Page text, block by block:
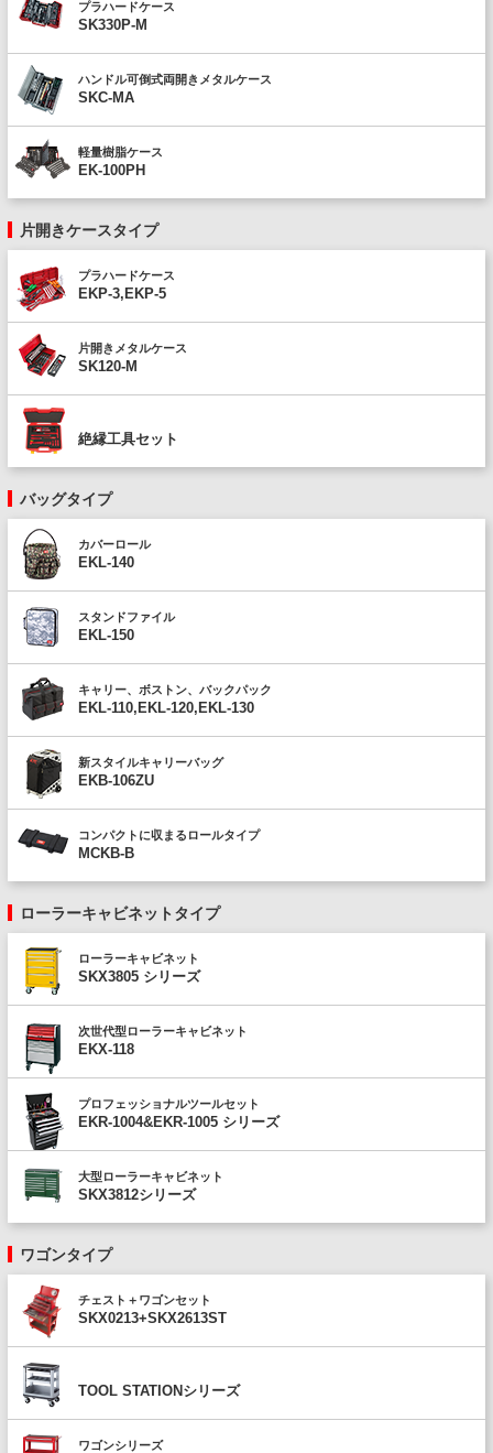
プラハードケース
SK330P-M
ハンドル可倒式両開きメタルケース
SKC-MA
軽量樹脂ケース
EK-100PH
片開きケースタイプ
プラハードケース
EKP-3,EKP-5
片開きメタルケース
SK120-M
絶縁工具セット
バッグタイプ
カバーロール
EKL-140
スタンドファイル
EKL-150
キャリー、ボストン、バックパック
EKL-110,EKL-120,EKL-130
新スタイルキャリーバッグ
EKB-106ZU
コンパクトに収まるロールタイプ
MCKB-B
ローラーキャビネットタイプ
ローラーキャビネット
SKX3805 シリーズ
次世代型ローラーキャビネット
EKX-118
プロフェッショナルツールセット
EKR-1004&EKR-1005 シリーズ
大型ローラーキャビネット
SKX3812シリーズ
ワゴンタイプ
チェスト＋ワゴンセット
SKX0213+SKX2613ST
TOOL STATIONシリーズ
ワゴンシリーズ